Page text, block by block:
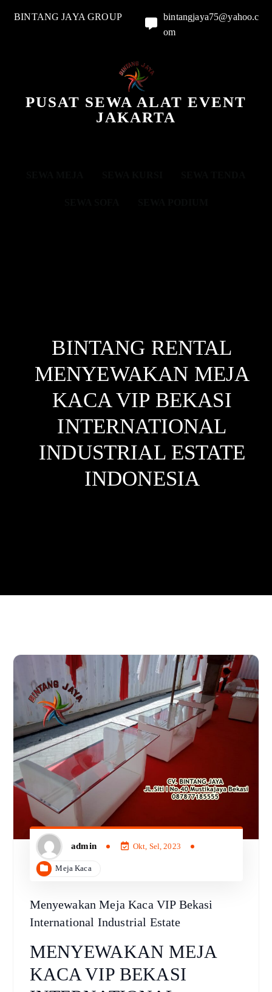
BINTANG JAYA GROUP
bintangjaya75@yahoo.c
om
PUSAT SEWA ALAT EVENT
JAKARTA
BINTANG RENTAL
MENYEWAKAN MEJA
KACA VIP BEKASI
INTERNATIONAL
INDUSTRIAL ESTATE
INDONESIA
admin Okt, Sel, 2023
Meja Kaca
Menyewakan Meja Kaca VIP Bekasi
International Industrial Estate
MENYEWAKAN MEJA
KACA VIP BEKASI